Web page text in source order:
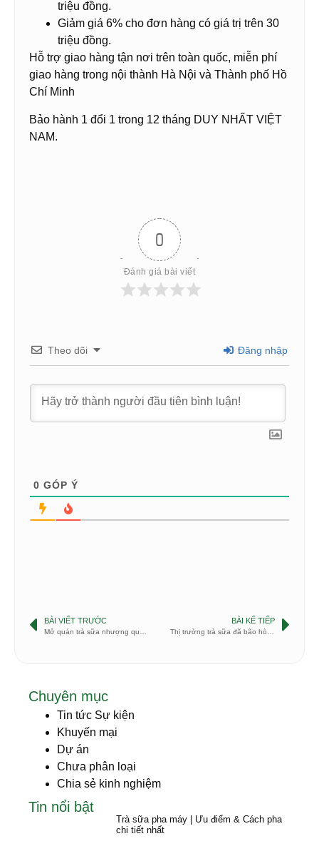
triệu đồng.
Giảm giá 6% cho đơn hàng có giá trị trên 30
triệu đồng.
Hỗ trợ giao hàng tận nơi trên toàn quốc, miễn phí
giao hàng trong nội thành Hà Nội và Thành phố Hồ
Chí Minh
Bảo hành 1 đổi 1 trong 12 tháng DUY NHẤT VIỆT
NAM.
0
Đánh giá bài viết
Theo dõi Đăng nhập
0 GÓP Ý
BÀI VIẾT TRƯỚC
Mở quán trà sữa nhượng quyền hay cần thương hiệu riêng
BÀI KẾ TIẾP
Thị trường trà sữa đã bão hòa hay còn tiềm năng?
Chuyên mục
Tin tức Sự kiện
Khuyến mại
Dự án
Chưa phân loại
Chia sẻ kinh nghiệm
Tin nổi bật
Trà sữa pha máy | Ưu điểm & Cách pha
chi tiết nhất